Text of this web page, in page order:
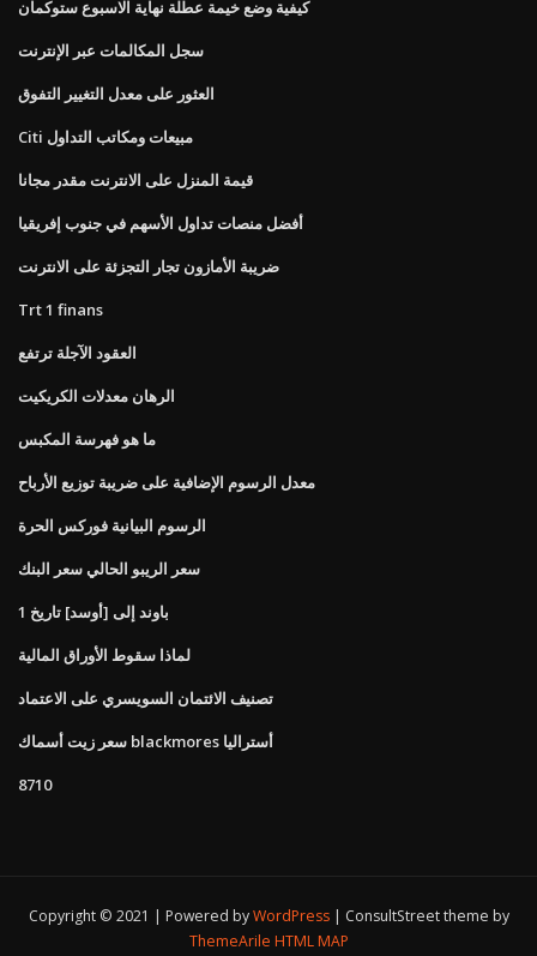
كيفية وضع خيمة عطلة نهاية الاسبوع ستوكمان
سجل المكالمات عبر الإنترنت
العثور على معدل التغيير التفوق
Citi مبيعات ومكاتب التداول
قيمة المنزل على الانترنت مقدر مجانا
أفضل منصات تداول الأسهم في جنوب إفريقيا
ضريبة الأمازون تجار التجزئة على الانترنت
Trt 1 finans
العقود الآجلة ترتفع
الرهان معدلات الكريكيت
ما هو فهرسة المكبس
معدل الرسوم الإضافية على ضريبة توزيع الأرباح
الرسوم البيانية فوركس الحرة
سعر الريبو الحالي سعر البنك
1 باوند إلى [أوسد] تاريخ
لماذا سقوط الأوراق المالية
تصنيف الائتمان السويسري على الاعتماد
سعر زيت أسماك blackmores أستراليا
8710
Copyright © 2021 | Powered byWordPress
ConsultStreet theme by
ThemeArile HTML MAP